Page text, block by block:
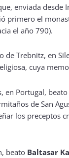
enviada desde
primero el
el año 790).
de Trebnitz, en
cuya
en Portugal, beato
de San
los preceptos
beato Baltasar